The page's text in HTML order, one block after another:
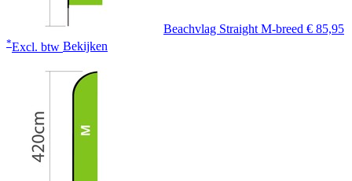
Beachvlag Straight M-breed € 85,95
*Excl. btw Bekijken